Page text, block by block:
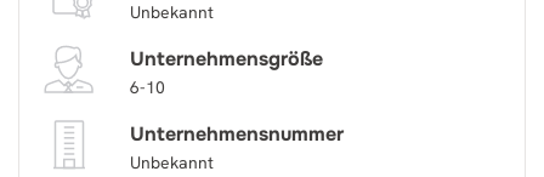
Unbekannt
Unternehmensgröße
6-10
Unternehmensnummer
Unbekannt